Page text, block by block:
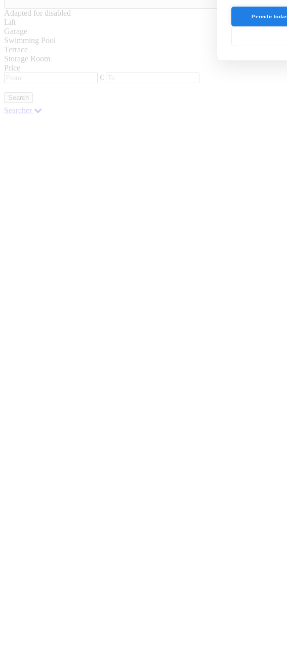
Permitir
Adapted for disabled
Lift
Garage
Swimming Pool
Terrace
Storage Room
Price
€
Search
Searcher